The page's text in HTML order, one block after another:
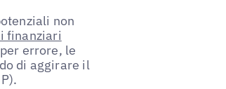
non
finanziari
errore, le
di aggirare il